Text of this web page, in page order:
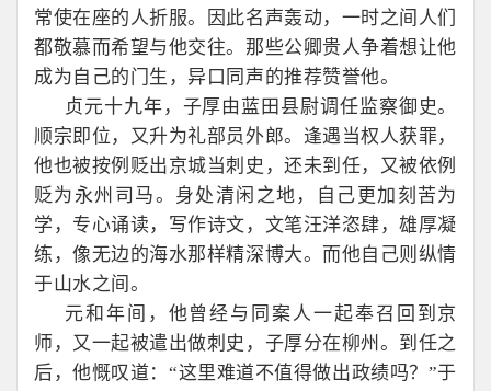
常使在座的人折服。因此名声轰动，一时之间人们
都敬慕而希望与他交往。那些公卿贵人争着想让他
成为自己的门生，异口同声的推荐赞誉他。
贞元十九年，子厚由蓝田县尉调任监察御史。
顺宗即位，又升为礼部员外郎。逢遇当权人获罪，
他也被按例贬出京城当刺史，还未到任，又被依例
贬为永州司马。身处清闲之地，自己更加刻苦为
学，专心诵读，写作诗文，文笔汪洋恣肆，雄厚凝
练，像无边的海水那样精深博大。而他自己则纵情
于山水之间。
元和年间，他曾经与同案人一起奉召回到京
师，又一起被遣出做刺史，子厚分在柳州。到任之
后，他慨叹道：“这里难道不值得做出政绩吗？”于